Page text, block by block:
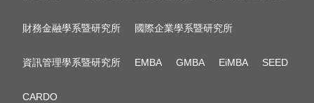
財務金融學系暨研究所 國際企業學系暨研究所
資訊管理學系暨研究所 EMBA GMBA EiMBA SEED
CARDO